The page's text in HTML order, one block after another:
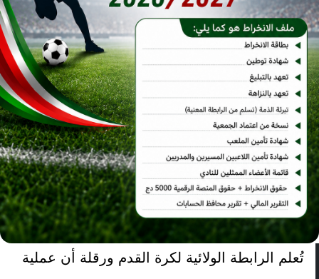
تُعلم الرابطة الولائية لكرة القدم ورقلة أن عملية